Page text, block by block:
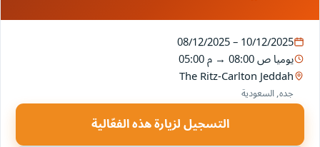
08/12/2025 – 10/12/2025
يوميا08:00 ص →05:00 م
The Ritz-Carlton Jeddah
جده, السعودية
التسجيل لزيارة هذه الفعّالية